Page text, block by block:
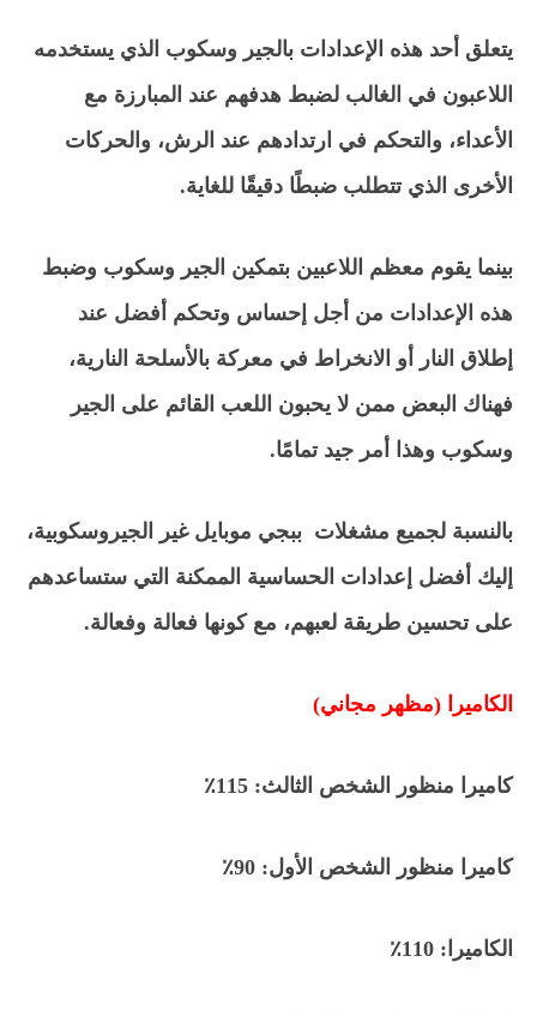
يتعلق أحد هذه الإعدادات بالجير وسكوب الذي يستخدمه
اللاعبون في الغالب لضبط هدفهم عند المبارزة مع
الأعداء، والتحكم في ارتدادهم عند الرش، والحركات
الأخرى الذي تتطلب ضبطًا دقيقًا للغاية.
بينما يقوم معظم اللاعبين بتمكين الجير وسكوب وضبط
هذه الإعدادات من أجل إحساس وتحكم أفضل عند
إطلاق النار أو الانخراط في معركة بالأسلحة النارية،
فهناك البعض ممن لا يحبون اللعب القائم على الجير
وسكوب وهذا أمر جيد تمامًا.
بالنسبة لجميع مشغلات ببجي موبايل غير الجيروسكوبية،
إليك أفضل إعدادات الحساسية الممكنة التي ستساعدهم
على تحسين طريقة لعبهم، مع كونها فعالة وفعالة.
الكاميرا (مظهر مجاني)
كاميرا منظور الشخص الثالث: 115٪
كاميرا منظور الشخص الأول: 90٪
الكاميرا: 110٪